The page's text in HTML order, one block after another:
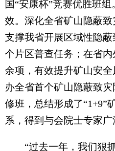
国“安康杯”竞赛优胜班
效。深化全省矿山隐蔽致
支撑我省开展区域性隐
个片区普查任务；在省
余项，有效提升矿山安
办全省首个矿山隐蔽致
修班，总结形成了“1+9”
系，得到与会院士专家广
“过去一年，我们狠抓